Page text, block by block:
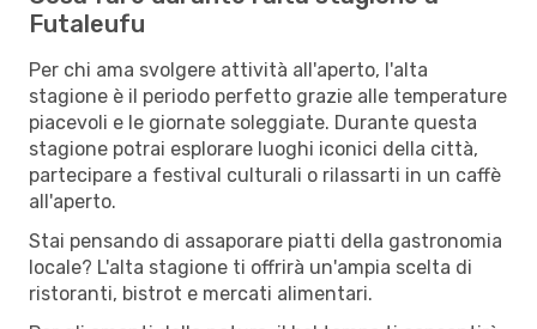
Futaleufu
Per chi ama svolgere attività all'aperto, l'alta
stagione è il periodo perfetto grazie alle temperature
piacevoli e le giornate soleggiate. Durante questa
stagione potrai esplorare luoghi iconici della città,
partecipare a festival culturali o rilassarti in un caffè
all'aperto.
Stai pensando di assaporare piatti della gastronomia
locale? L'alta stagione ti offrirà un'ampia scelta di
ristoranti, bistrot e mercati alimentari.